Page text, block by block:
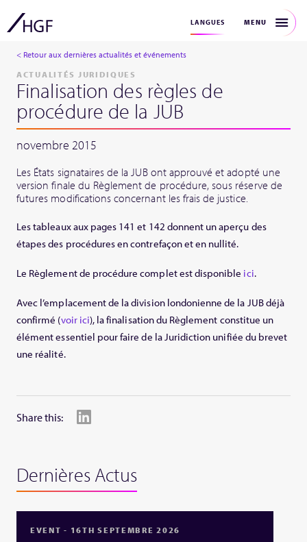
LANGUES MENU
< Retour aux dernières actualités et événements
ACTUALITÉS JURIDIQUES
Finalisation des règles de
procédure de la JUB
novembre 2015
Les États signataires de la JUB ont approuvé et adopté une
version finale du Règlement de procédure, sous réserve de
futures modifications concernant les frais de justice.
Les tableaux aux pages 141 et 142 donnent un aperçu des
étapes des procédures en contrefaçon et en nullité.
Le Règlement de procédure complet est disponible ici.
Avec l’emplacement de la division londonienne de la JUB déjà
confirmé (voir ici), la finalisation du Règlement constitue un
élément essentiel pour faire de la Juridiction unifiée du brevet
une réalité.
Share this:
Dernières Actus
EVENT - 16TH SEPTEMBRE 2026